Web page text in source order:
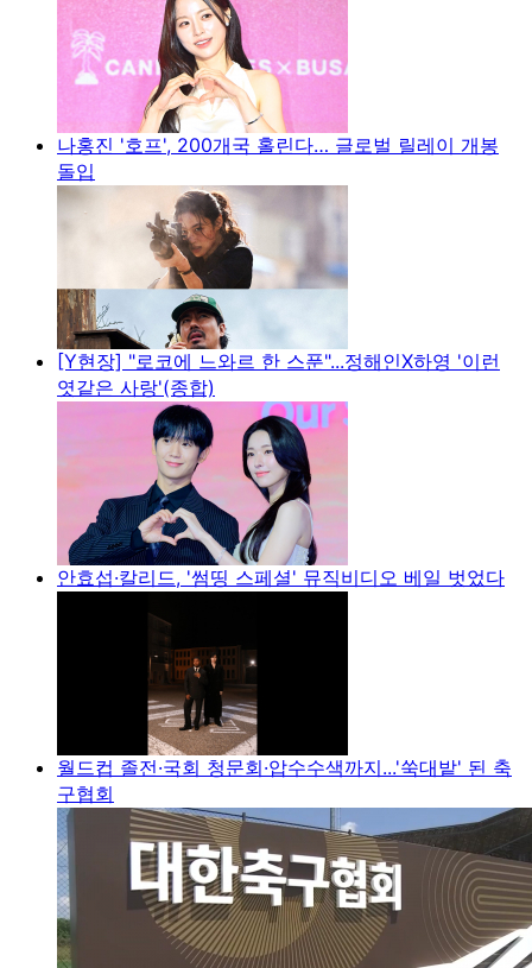
나홍진 '호프', 200개국 홀린다… 글로벌 릴레이 개봉
돌입
[Y현장] "로코에 느와르 한 스푼"...정해인X하영 '이런
엿같은 사랑'(종합)
안효섭·칼리드, '썸띵 스페셜' 뮤직비디오 베일 벗었다
월드컵 졸전·국회 청문회·압수수색까지...'쑥대밭' 된 축
구협회